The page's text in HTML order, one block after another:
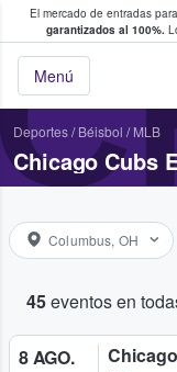
El mercado de entradas
garantizados al 100%.
Menú
y venta de
Deportes/ Béisbol / MLB
Chicago Cubs
Columbus, OH
45eventos en
8 AGO.